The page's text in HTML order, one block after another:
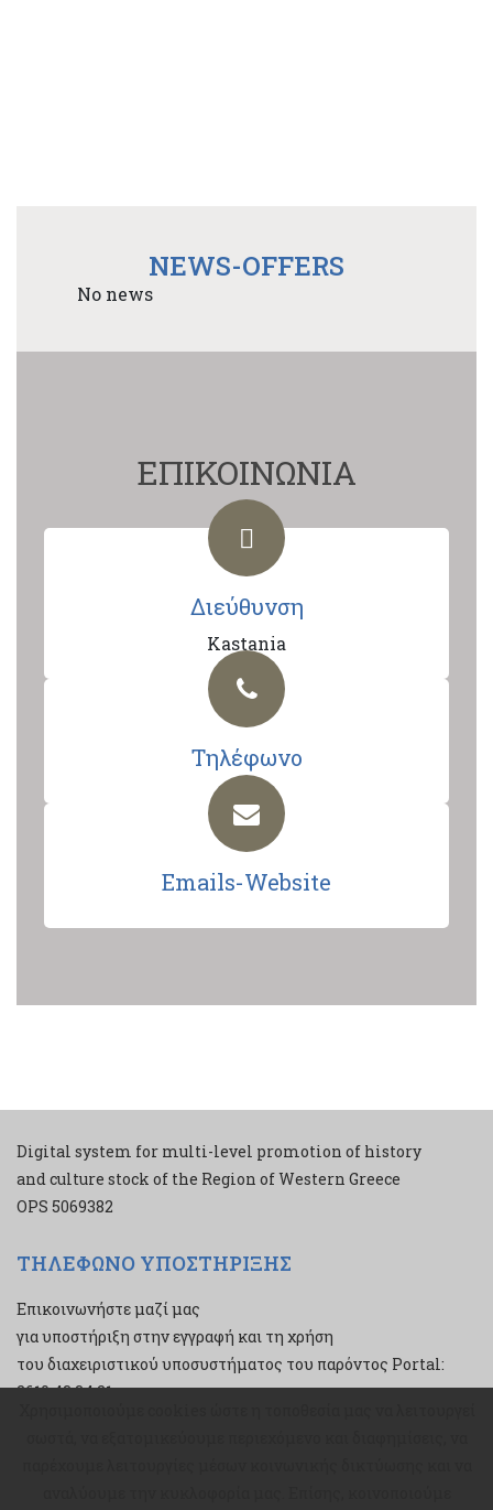
NEWS-OFFERS
No news
ΕΠΙΚΟΙΝΩΝΙΑ
Διεύθυνση
Kastania
Τηλέφωνο
Emails-Website
Digital system for multi-level promotion of history
and culture stock of the Region of Western Greece
ΟPS 5069382
ΤΗΛΕΦΩΝΟ ΥΠΟΣΤΗΡΙΞΗΣ
Επικοινωνήστε μαζί μας
για υποστήριξη στην εγγραφή και τη χρήση
του διαχειριστικού υποσυστήματος του παρόντος Portal:
2610 43 34 21